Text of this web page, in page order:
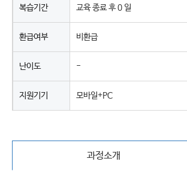
복습기간 교육 종료 후 0 일
환급여부 비환급
난이도 -
지원기기 모바일+PC
과정소개